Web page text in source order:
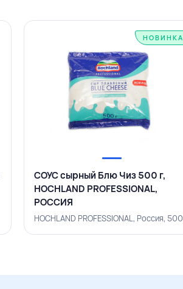
НОВИНКА
СОУС сырный Блю Чиз 500 г,
HOCHLAND PROFESSIONAL,
РОССИЯ